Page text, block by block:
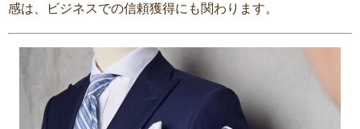
感は、ビジネスでの信頼獲得にも関わります。